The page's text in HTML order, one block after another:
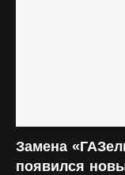
Замена
появился